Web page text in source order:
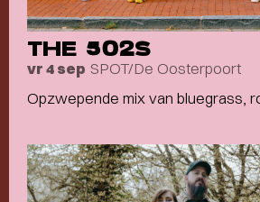
THE 502S
vr 4 sep SPOT/De Oosterpoort
Opzwepende mix van bluegrass,